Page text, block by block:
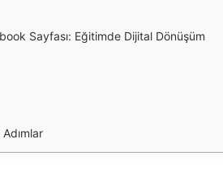
Sayfası: Eğitimde Dijital Dönüşüm